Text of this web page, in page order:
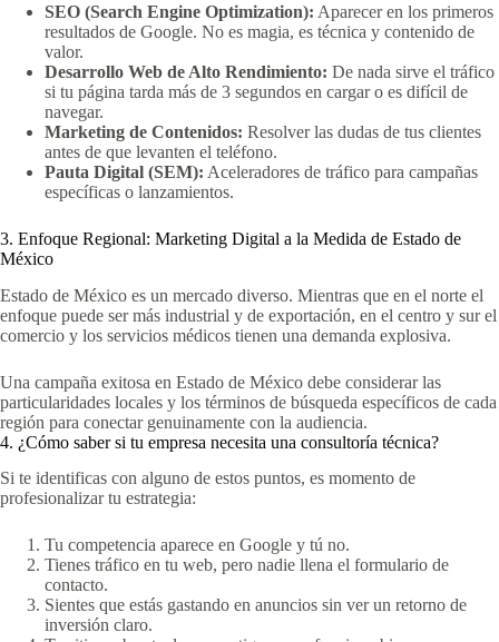
SEO (Search Engine Optimization): Aparecer en los primeros
resultados de Google. No es magia, es técnica y contenido de
valor.
Desarrollo Web de Alto Rendimiento: De nada sirve el tráfico
si tu página tarda más de 3 segundos en cargar o es difícil de
navegar.
Marketing de Contenidos: Resolver las dudas de tus clientes
antes de que levanten el teléfono.
Pauta Digital (SEM): Aceleradores de tráfico para campañas
específicas o lanzamientos.
3. Enfoque Regional: Marketing Digital a la Medida de Estado de
México
Estado de México es un mercado diverso. Mientras que en el norte el
enfoque puede ser más industrial y de exportación, en el centro y sur el
comercio y los servicios médicos tienen una demanda explosiva.
Una campaña exitosa en Estado de México debe considerar las
particularidades locales y los términos de búsqueda específicos de cada
región para conectar genuinamente con la audiencia.
4. ¿Cómo saber si tu empresa necesita una consultoría técnica?
Si te identificas con alguno de estos puntos, es momento de
profesionalizar tu estrategia:
Tu competencia aparece en Google y tú no.
Tienes tráfico en tu web, pero nadie llena el formulario de
contacto.
Sientes que estás gastando en anuncios sin ver un retorno de
inversión claro.